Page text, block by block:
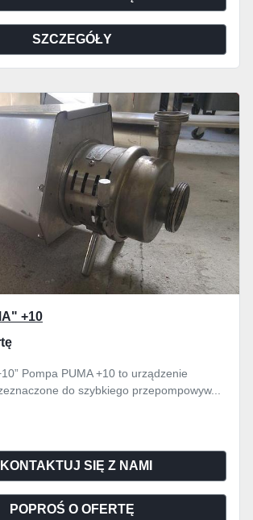
SZCZEGÓŁY
+10
Pompa PUMA +10 to urządzenie
do szybkiego przepompowyw...
SIĘ Z NAMI
POPROŚ O OFERTĘ